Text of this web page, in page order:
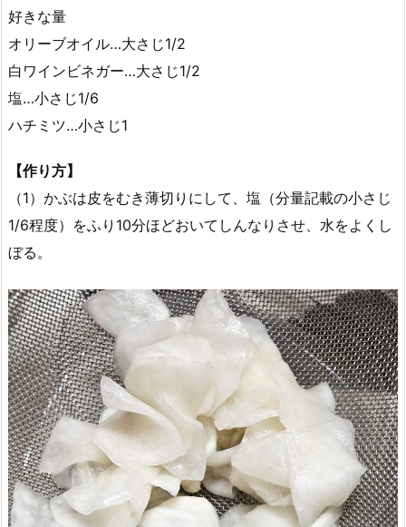
好きな量
オリーブオイル…大さじ1/2
白ワインビネガー…大さじ1/2
塩…小さじ1/6
ハチミツ…小さじ1
【作り方】
（1）かぶは皮をむき薄切りにして、塩（分量記載の小さじ
1/6程度）をふり10分ほどおいてしんなりさせ、水をよくし
ぼる。